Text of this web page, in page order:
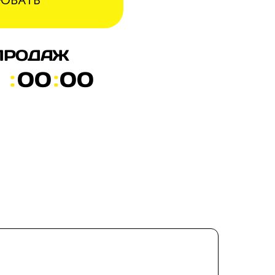
00
00
: :
модели: